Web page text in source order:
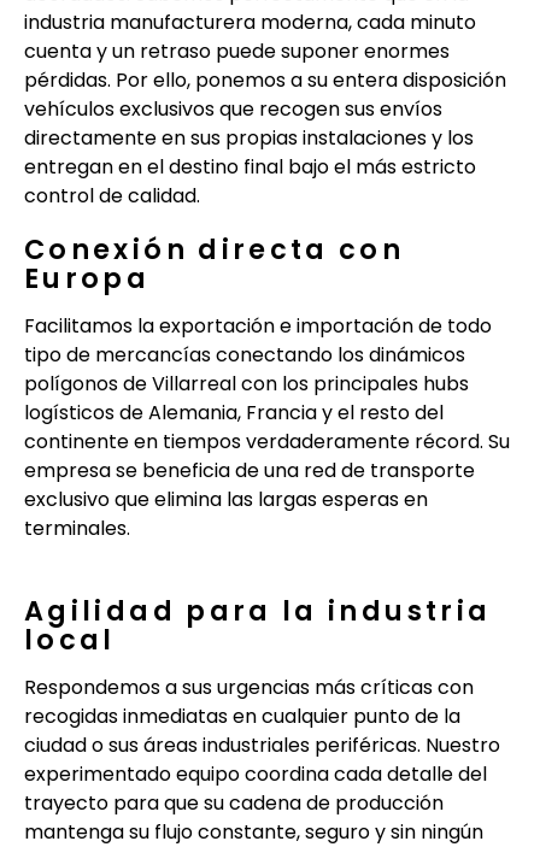
industria manufacturera moderna, cada minuto
cuenta y un retraso puede suponer enormes
pérdidas. Por ello, ponemos a su entera disposición
vehículos exclusivos que recogen sus envíos
directamente en sus propias instalaciones y los
entregan en el destino final bajo el más estricto
control de calidad.
Conexión directa con
Europa
Facilitamos la exportación e importación de todo
tipo de mercancías conectando los dinámicos
polígonos de Villarreal con los principales hubs
logísticos de Alemania, Francia y el resto del
continente en tiempos verdaderamente récord. Su
empresa se beneficia de una red de transporte
exclusivo que elimina las largas esperas en
terminales.
Agilidad para la industria
local
Respondemos a sus urgencias más críticas con
recogidas inmediatas en cualquier punto de la
ciudad o sus áreas industriales periféricas. Nuestro
experimentado equipo coordina cada detalle del
trayecto para que su cadena de producción
mantenga su flujo constante, seguro y sin ningún